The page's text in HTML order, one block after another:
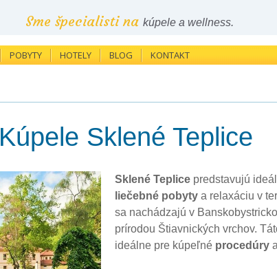
Sme špecialisti na kúpele a wellness.
POBYTY HOTELY BLOG KONTAKT
Kúpele Sklené Teplice
Sklené Teplice predstavujú
liečebné pobyty a relaxáciu v
sa nachádzajú v
prírodou Štiavnických vrchov.
ideálne pre kúpeľné procedúry a